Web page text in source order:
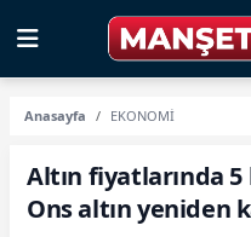
Anasayfa EKONOMİ
Altın fiyatlarında
Ons altın yeniden